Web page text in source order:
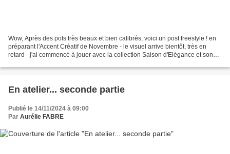
Wow, Après des pots très beaux et bien calibrés, voici un post freestyle ! en
préparant l'Accent Créatif de Novembre - le visuel arrive bientôt, très en
retard - j'ai commencé à jouer avec la collection Saison d'Elégance et son
En atelier... seconde partie
Publié le 14/11/2024 à 09:00
Par Aurélie FABRE